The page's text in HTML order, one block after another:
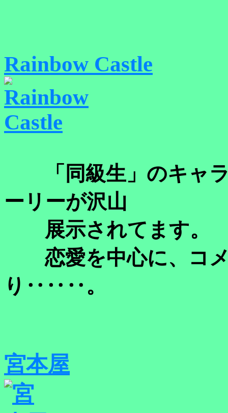
Rainbow Castle
「同級生」のキャラ
ーリーが沢山
展示されてます。
恋愛を中心に、コメ
り‥‥‥。
宮本屋